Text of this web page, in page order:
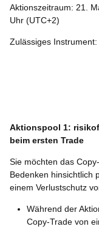
Aktionszeitraum: 21.
Uhr (UTC+2)
Zulässiges
Aktionspool 1:
beim ersten Trade
Sie möchten das
Bedenken hinsichtlich
einem Verlustschutz
Während der
Copy-Trade von